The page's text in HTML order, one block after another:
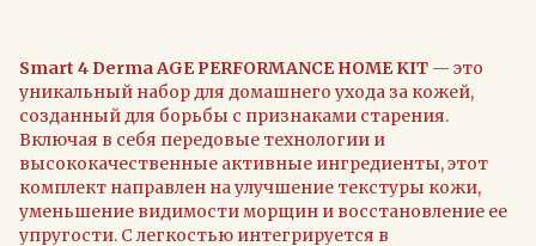
Smart 4 Derma AGE PERFORMANCE HOME KIT — это
уникальный набор для домашнего ухода за кожей,
созданный для борьбы с признаками старения.
Включая в себя передовые технологии и
высококачественные активные ингредиенты, этот
комплект направлен на улучшение текстуры кожи,
уменьшение видимости морщин и восстановление ее
упругости. С легкостью интегрируется в